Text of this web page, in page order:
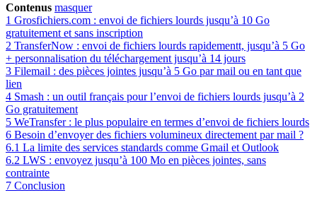
Contenus masquer
1 Grosfichiers.com : envoi de fichiers lourds jusqu’à 10 Go
gratuitement et sans inscription
2 TransferNow : envoi de fichiers lourds rapidementt, jusqu’à 5 Go
+ personnalisation du téléchargement jusqu’à 14 jours
3 Filemail : des pièces jointes jusqu’à 5 Go par mail ou en tant que
lien
4 Smash : un outil français pour l’envoi de fichiers lourds jusqu’à 2
Go gratuitement
5 WeTransfer : le plus populaire en termes d’envoi de fichiers lourds
6 Besoin d’envoyer des fichiers volumineux directement par mail ?
6.1 La limite des services standards comme Gmail et Outlook
6.2 LWS : envoyez jusqu’à 100 Mo en pièces jointes, sans
contrainte
7 Conclusion